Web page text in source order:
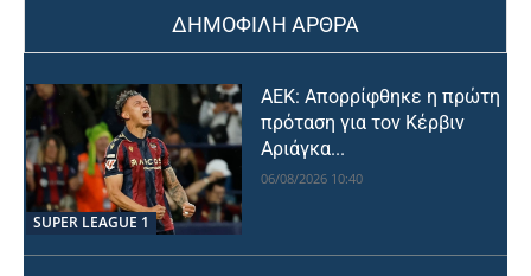
ΔΗΜΟΦΙΛΗ ΑΡΘΡΑ
SUPER LEAGUE 1
ΑΕΚ: Απορρίφθηκε η πρώτη
πρόταση για τον Κέρβιν
Αριάγκα...
06/08/2026 10:40